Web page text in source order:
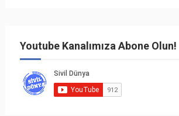
Youtube Kanalımıza Abone Olun!